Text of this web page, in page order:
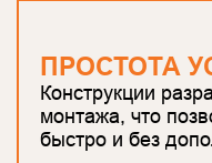
ПРОСТОТА
Конструкции
монтажа, что
быстро и без